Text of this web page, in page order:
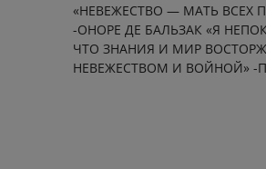
«НЕВЕЖЕСТВО — МАТЬ ВСЕХ
-ОНОРЕ ДЕ БАЛЬЗАК «Я
ЧТО ЗНАНИЯ И МИР
НЕВЕЖЕСТВОМ И ВОЙНОЙ» -